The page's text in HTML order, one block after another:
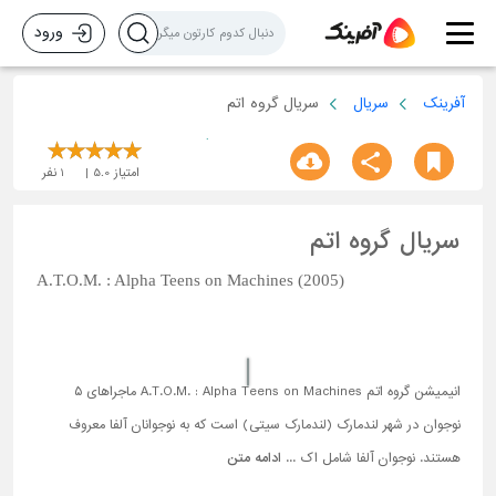
ورود
آفرینک سریال سریال گروه اتم
امتیاز 5.0
1 نفر
سریال گروه اتم
A.T.O.M. : Alpha Teens on Machines (2005)
انیمیشن گروه اتم A.T.O.M. : Alpha Teens on Machines ماجراهای ۵
نوجوان در شهر لندمارک (لندمارک سیتی) است که به نوجوانان آلفا معروف
هستند. نوجوان آلفا شامل اک ... ادامه متن